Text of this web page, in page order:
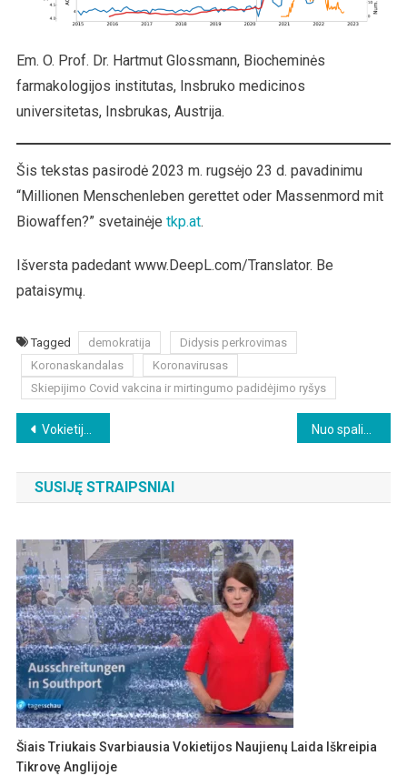
Em. O. Prof. Dr. Hartmut Glossmann, Biocheminės
farmakologijos institutas, Insbruko medicinos
universitetas, Insbrukas, Austrija.
Šis tekstas pasirodė 2023 m. rugsėjo 23 d. pavadinimu
“Millionen Menschenleben gerettet oder Massenmord mit
Biowaffen?” svetainėje tkp.at.
Išversta padedant www.DeepL.com/Translator. Be
pataisymų.
Tagged demokratija
Didysis perkrovimas
Koronaskandalas
Koronavirusas
Skiepijimo Covid vakcina ir mirtingumo padidėjimo ryšys
Beitragsnavigation
Vokietija: nekilnojamojo turto kainų nuosmukis
SUSIJĘ STRAIPSNIAI
Šiais Triukais Svarbiausia Vokietijos Naujienų Laida Iškreipia
Tikrovę Anglijoje